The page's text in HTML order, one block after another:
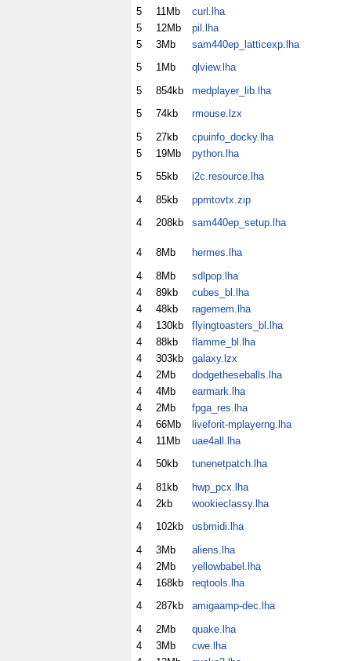
5
11Mb
curl.lha
5
12Mb
pil.lha
5
3Mb
sam440ep_latticexp.lha
5
1Mb
qlview.lha
5
854kb
medplayer_lib.lha
5
74kb
rmouse.lzx
5
27kb
cpuinfo_docky.lha
5
19Mb
python.lha
5
55kb
i2c.resource.lha
4
85kb
ppmtovtx.zip
4
208kb sam440ep_setup.lha
4 8Mb
hermes.lha
4
8Mb
sdlpop.lha
4
89kb
cubes_bl.lha
4
48kb
ragemem.lha
4
130kb
flyingtoasters_bl.lha
4
88kb
flamme_bl.lha
4
303kb
galaxy.lzx
4
2Mb
dodgetheseballs.lha
4
4Mb
earmark.lha
4
2Mb
fpga_res.lha
4
66Mb
liveforit-mplayerng.lha
4
11Mb
uae4all.lha
4
50kb
tunenetpatch.lha
4
81kb
hwp_pcx.lha
4
2kb
wookieclassy.lha
4
102kb
usbmidi.lha
4
3Mb
aliens.lha
4
2Mb
yellowbabel.lha
4
168kb
reqtools.lha
4
287kb
amigaamp-dec.lha
4
2Mb
quake.lha
4
3Mb
cwe.lha